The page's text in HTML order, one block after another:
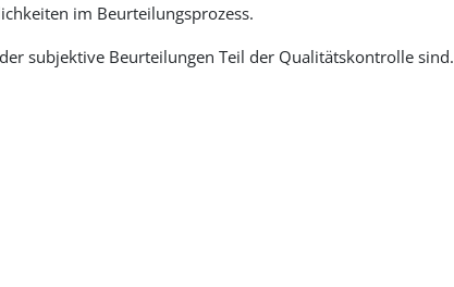
im Beurteilungsprozess.
subjektive Beurteilungen Teil der Qualitätskontrolle sind.